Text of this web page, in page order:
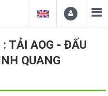
TẢI AOG - ĐẤU
QUANG